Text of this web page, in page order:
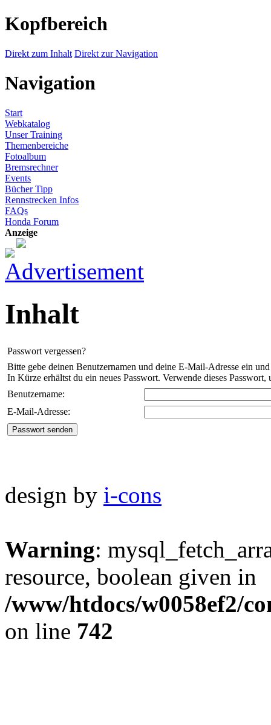
Kopfbereich
Direkt zum Inhalt Direkt zur Navigation
Navigation
Start
Webkatalog
Unser Training
Themenbereiche
Fotoalbum
Bremsrechner
Events
Bücher Tipp
Rennstrecken Infos
FAQs
Honda Forum
Anzeige
Inhalt
Passwort vergessen?
Bitte gebe deinen Benutzernamen und deine E-Mail-Adresse ein
In Kürze erhältst du ein neues Passwort. Verwende dieses Passwort,
Benutzername:
E-Mail-Adresse:
design by i-cons
Warning:
resource, boolean given in
/www/htdocs/w0058ef2/
on line 742